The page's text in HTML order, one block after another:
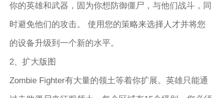
你的英雄和武器，固为你想防御僵尸，与他们战斗，同
时避免他们的攻击。 使用您的策略来选择人才并将您
的设备升级到一个新的水平。
2、扩大版图
Zombie Fighter有大量的领土等着你扩展。英雄只能通